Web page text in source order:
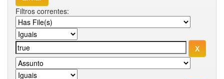
Filtros correntes: